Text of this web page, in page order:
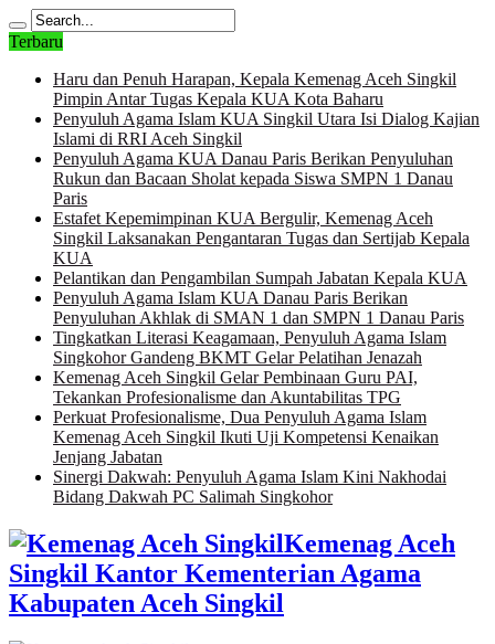
Terbaru
Haru dan Penuh Harapan, Kepala Kemenag Aceh Singkil
Pimpin Antar Tugas Kepala KUA Kota Baharu
Penyuluh Agama Islam KUA Singkil Utara Isi Dialog Kajian
Islami di RRI Aceh Singkil
Penyuluh Agama KUA Danau Paris Berikan Penyuluhan
Rukun dan Bacaan Sholat kepada Siswa SMPN 1 Danau
Paris
Estafet Kepemimpinan KUA Bergulir, Kemenag Aceh
Singkil Laksanakan Pengantaran Tugas dan Sertijab Kepala
KUA
Pelantikan dan Pengambilan Sumpah Jabatan Kepala KUA
Penyuluh Agama Islam KUA Danau Paris Berikan
Penyuluhan Akhlak di SMAN 1 dan SMPN 1 Danau Paris
Tingkatkan Literasi Keagamaan, Penyuluh Agama Islam
Singkohor Gandeng BKMT Gelar Pelatihan Jenazah
Kemenag Aceh Singkil Gelar Pembinaan Guru PAI,
Tekankan Profesionalisme dan Akuntabilitas TPG
Perkuat Profesionalisme, Dua Penyuluh Agama Islam
Kemenag Aceh Singkil Ikuti Uji Kompetensi Kenaikan
Jenjang Jabatan
Sinergi Dakwah: Penyuluh Agama Islam Kini Nakhodai
Bidang Dakwah PC Salimah Singkohor
Kemenag Aceh
Singkil Kantor Kementerian Agama
Kabupaten Aceh Singkil